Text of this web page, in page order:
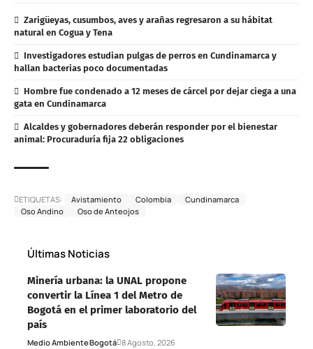
Zarigüeyas, cusumbos, aves y arañas regresaron a su hábitat
natural en Cogua y Tena
Investigadores estudian pulgas de perros en Cundinamarca y
hallan bacterias poco documentadas
Hombre fue condenado a 12 meses de cárcel por dejar ciega a una
gata en Cundinamarca
Alcaldes y gobernadores deberán responder por el bienestar
animal: Procuraduría fija 22 obligaciones
ETIQUETAS: Avistamiento Colombia
Cundinamarca
Oso Andino
Oso de Anteojos
Últimas Noticias
Minería urbana: la UNAL propone
convertir la Línea 1 del Metro de
Bogotá en el primer laboratorio del
país
Medio AmbienteBogotá 8 Agosto, 2026